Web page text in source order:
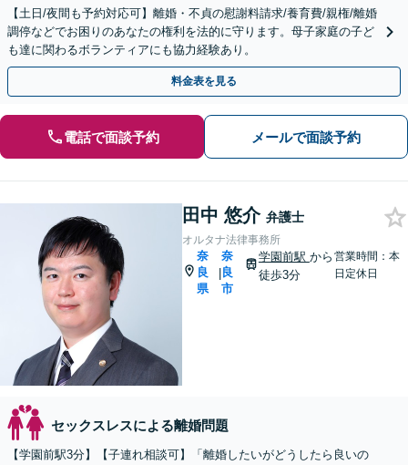
【土日/夜間も予約対応可】離婚・不貞の慰謝料請求/養育費/親権/離婚
調停などでお困りのあなたの権利を法的に守ります。母子家庭の子ど
も達に関わるボランティアにも協力経験あり。
料金表を見る
電話で面談予約 メールで面談予約
田中 悠介 弁護士
オルタナ法律事務所
奈
良
県
|
奈
良
市
学園前駅 から
徒歩3分
営業時間：本
日定休日
セックスレスによる離婚問題
【学園前駅3分】【子連れ相談可】「離婚したいがどうしたら良いの